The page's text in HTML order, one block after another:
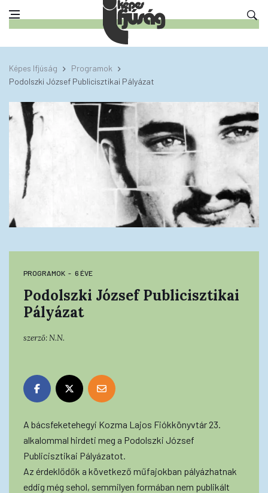
Képes Ifjúság
Programok
Podolszki József Publicisztikai Pályázat
PROGRAMOK 6 ÉVE
Podolszki József Publicisztikai
Pályázat
szerző:N.N.
A bácsfeketehegyi Kozma Lajos Fiókkönyvtár 23.
alkalommal hirdeti meg a Podolszki József
Publicisztikai Pályázatot.
Az érdeklődők a következő műfajokban pályázhatnak
eddig még sehol, semmilyen formában nem publikált